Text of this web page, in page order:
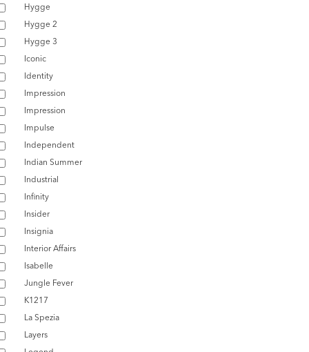
Hygge
Hygge 2
Hygge 3
Iconic
Identity
Impression
Impression
Impulse
Independent
Indian Summer
Industrial
Infinity
Insider
Insignia
Interior Affairs
Isabelle
Jungle Fever
K1217
La Spezia
Layers